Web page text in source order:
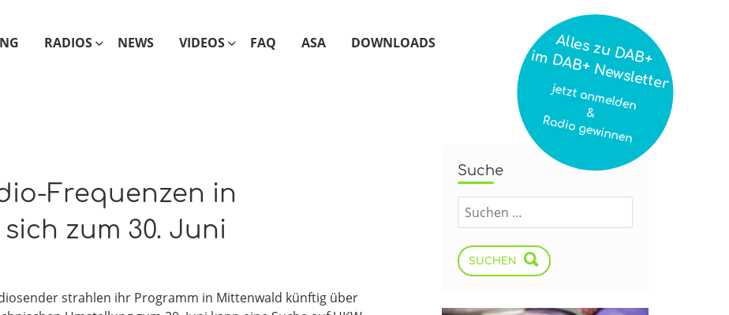
RADIOS NEWS VIDEOS FAQ ASA DOWNLOADS
Frequenzen in
zum 30. Juni
strahlen ihr Programm in Mittenwald künftig über
Suche
SUCHEN
Alles zu DAB+
im DAB+ Newsletter
jetzt anmelden
&
Radio gewinnen